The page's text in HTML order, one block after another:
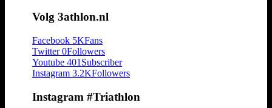
Volg 3athlon.nl
Facebook 5KFans
Twitter 0Followers
Youtube 401 Subscriber
Instagram 3.2KFollowers
Instagram #Triathlon